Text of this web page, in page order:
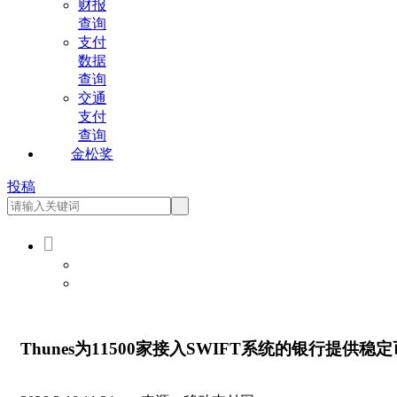
财报
查询
支付
数据
查询
交通
支付
查询
金松奖
投稿

Thunes为11500家接入SWIFT系统的银行提供稳